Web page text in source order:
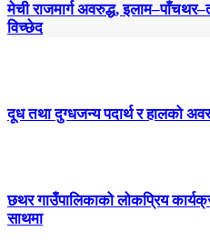
मेची राजमार्ग अवरुद्ध,
विच्छेद
दूध तथा दुग्धजन्य पदार्थ र हालको
छथर गाउँपालिकाको लोकप्रिय
साथमा